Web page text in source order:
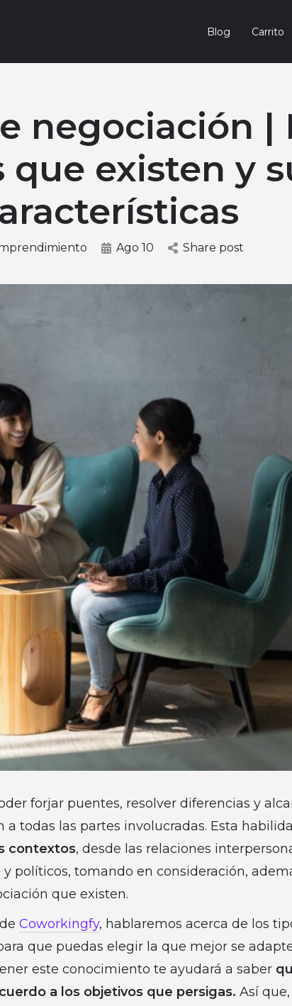
Blog Carrito
negociación |
que existen y
Ago 10 Share post
forjar puentes, resolver diferencias y
todas las partes involucradas. Esta
contextos, desde las relaciones
políticos, tomando en consideración,
que existen.
Coworkingfy, hablaremos acerca de los
que puedas elegir la que mejor se
este conocimiento te ayudará a saber
a los objetivos que persigas. Así que,